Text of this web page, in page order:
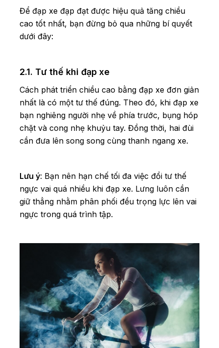
Để đạp xe đạp đạt được hiệu quả tăng chiều
cao tốt nhất, bạn đừng bỏ qua những bí quyết
dưới đây:
2.1. Tư thế khi đạp xe
Cách phát triển chiều cao bằng đạp xe đơn giản
nhất là có một tư thế đúng. Theo đó, khi đạp xe
bạn nghiêng người nhẹ về phía trước, bụng hóp
chặt và cong nhẹ khuỷu tay. Đồng thời, hai đùi
cần đưa lên song song cùng thanh ngang xe.
Lưu ý: Bạn nên hạn chế tối đa việc đổi tư thế
ngực vai quá nhiều khi đạp xe. Lưng luôn cần
giữ thẳng nhằm phân phối đều trọng lực lên vai
ngực trong quá trình tập.